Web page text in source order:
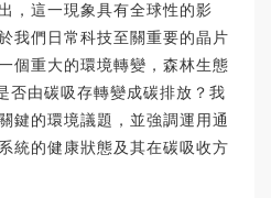
，這一現象具有全球性的影
我們日常科技至關重要的晶片
個重大的環境轉變，森林生態
否由碳吸存轉變成碳排放？我
鍵的環境議題，並強調運用通
統的健康狀態及其在碳吸收方